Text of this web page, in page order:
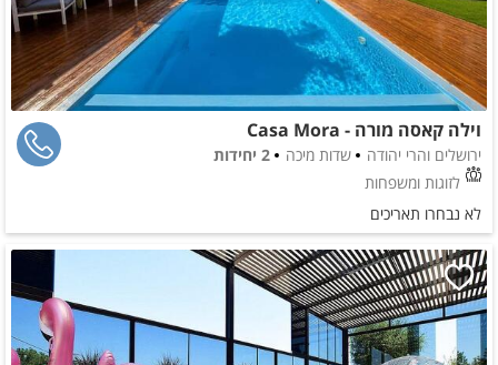
וילה קאסה מורה - Casa Mora
ירושלים והרי יהודה שדות מיכה
2 יחידות
לזוגות ומשפחות
לא נבחרו תאריכים